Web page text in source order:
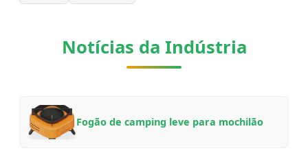
Notícias da Indústria
Fogão de camping leve para mochilão